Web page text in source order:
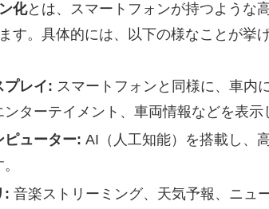
化とは、スマートフォンが持つような
す。具体的には、以下の様なことが挙げ
プレイ: スマートフォンと同様に、車内
ターテイメント、車両情報などを表示
ピューター: AI（人工知能）を搭載し、
: 音楽ストリーミング、天気予報、ニュ